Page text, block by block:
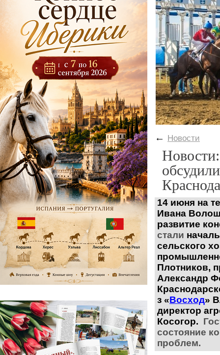
← Новости
14 июня на
Ивана
развитие
стали
сельского
Плотников,
Александр
з «Восход»
директор
Косогор.
состояние
проблем.